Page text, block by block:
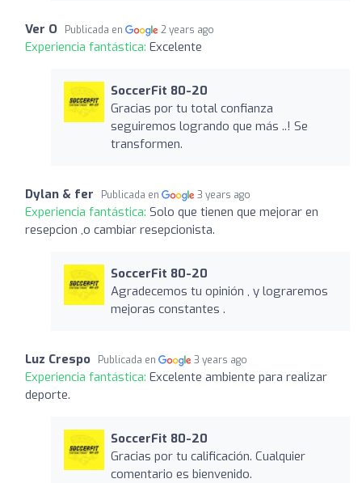
Ver O Publicada en 2 years ago
Experiencia fantástica: Excelente
SoccerFit 80-20
Gracias por tu total confianza
seguiremos logrando que más ..! Se
transformen.
Dylan & fer Publicada en 3 years ago
Experiencia fantástica: Solo que tienen que mejorar en
resepcion ,o cambiar resepcionista.
SoccerFit 80-20
Agradecemos tu opinión , y lograremos
mejoras constantes .
Luz Crespo Publicada en 3 years ago
Experiencia fantástica: Excelente ambiente para realizar
deporte.
SoccerFit 80-20
Gracias por tu calificación. Cualquier
comentario es bienvenido.